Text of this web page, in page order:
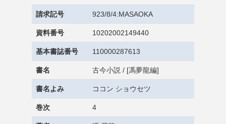
請求記号 923/8/4:MASAOKA
資料番号 10202002149440
基本書誌番号 110000287613
書名 古今小説 / [馮夢龍編]
書名よみ ココン ショウセツ
巻次 4